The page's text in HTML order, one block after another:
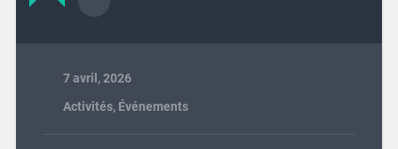
7 avril, 2026
Activités, Événements